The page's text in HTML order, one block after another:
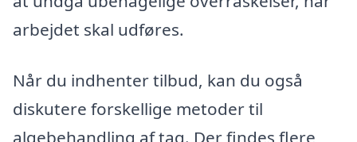
arbejdet skal udføres.
Når du indhenter tilbud, kan du også
diskutere forskellige metoder til
algebehandling af tag. Der findes flere